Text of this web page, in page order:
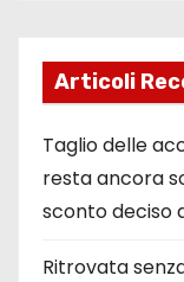
Articoli
Taglio delle
resta ancora
sconto deciso
Ritrovata